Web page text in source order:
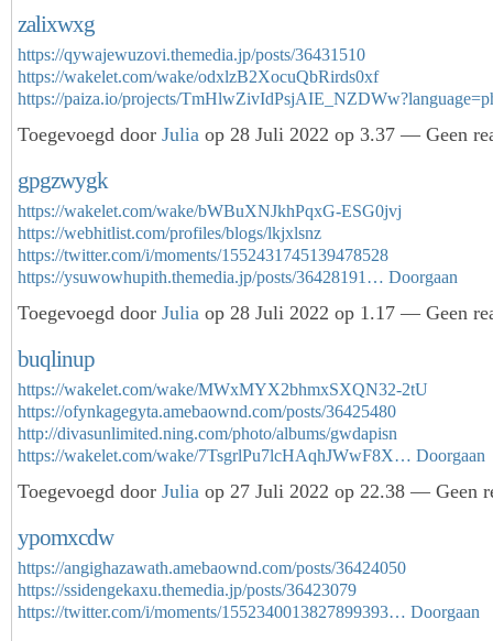
zalixwxg
https://qywajewuzovi.themedia.jp/posts/36431510
https://wakelet.com/wake/odxlzB2XocuQbRirds0xf
https://paiza.io/projects/
Toegevoegd door Julia op 28 Juli 2022 op 3.37 — Geen
gpgzwygk
https://wakelet.com/wake/bWBuXNJkhPqxG-ESG0jvj
https://webhitlist.com/profiles/blogs/lkjxlsnz
https://twitter.com/i/moments/1552431745139478528
https://ysuwowhupith.themedia.jp/posts/36428191… Doorgaan
Toegevoegd door Julia op 28 Juli 2022 op 1.17 — Geen
buqlinup
https://wakelet.com/wake/MWxMYX2bhmxSXQN32-2tU
https://ofynkagegyta.amebaownd.com/posts/36425480
http://divasunlimited.ning.com/photo/albums/gwdapisn
https://wakelet.com/wake/7TsgrlPu7lcHAqhJWwF8X… Doorgaan
Toegevoegd door Julia op 27 Juli 2022 op 22.38 — Geen
ypomxcdw
https://angighazawath.amebaownd.com/posts/36424050
https://ssidengekaxu.themedia.jp/posts/36423079
https://twitter.com/i/moments/1552340013827899393… Doorgaan